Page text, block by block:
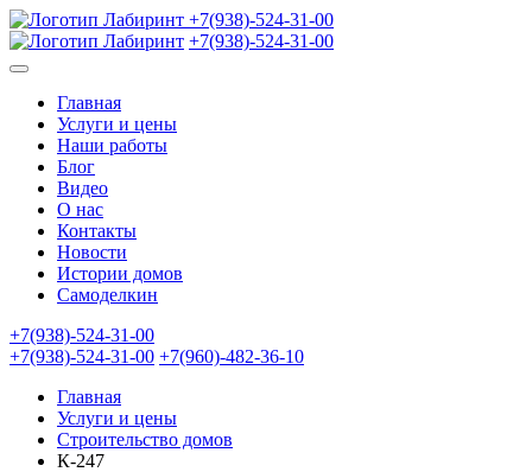
+7(938)-524-31-00
+7(938)-524-31-00
Главная
Услуги и цены
Наши работы
Блог
Видео
О нас
Контакты
Новости
Истории домов
Самоделкин
+7(938)-524-31-00
+7(938)-524-31-00 +7(960)-482-36-10
Главная
Услуги и цены
Строительство домов
К-247